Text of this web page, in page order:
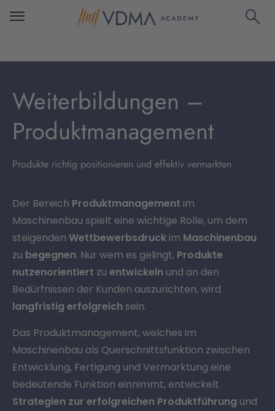
Weiterbildungen –
Produktmanagement
Produkte richtig positionieren und effektiv vermarkten
Der Bereich Produktmanagement im
Maschinenbau spielt eine wichtige Rolle, um dem
steigenden Wettbewerbsdruck im Maschinenbau
zu begegnen. Nur wem es gelingt, Produkte
nutzenorientiert zu entwickeln und an den
Bedürfnissen der Kunden auszurichten, wird
langfristig erfolgreich sein.
Das Produktmanagement, welches im
Maschinenbau als Querschnittsfunktion zwischen
Entwicklung, Fertigung und Vermarktung eine
bedeutende Funktion einnimmt, entwickelt
Strategien zur erfolgreichen Produktführung und